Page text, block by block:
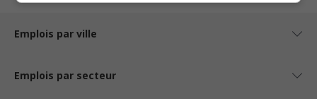
Emplois par ville
Emplois par secteur